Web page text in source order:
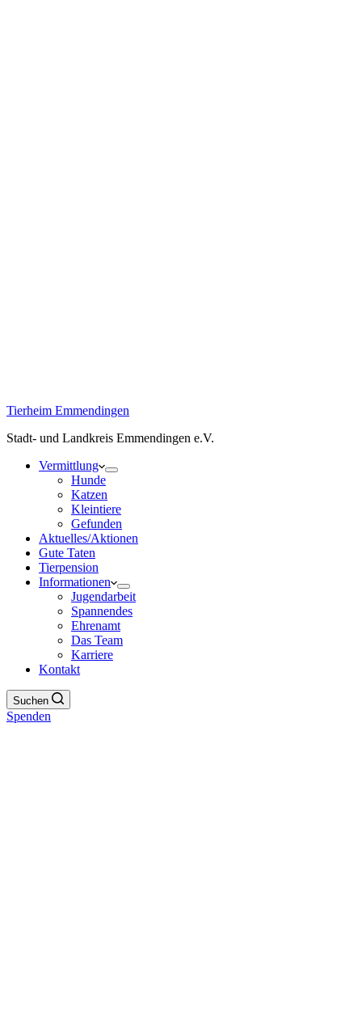
Tierheim Emmendingen
Stadt- und Landkreis Emmendingen e.V.
Vermittlung
Hunde
Katzen
Kleintiere
Gefunden
Aktuelles/Aktionen
Gute Taten
Tierpension
Informationen
Jugendarbeit
Spannendes
Ehrenamt
Das Team
Karriere
Kontakt
Suchen
Spenden